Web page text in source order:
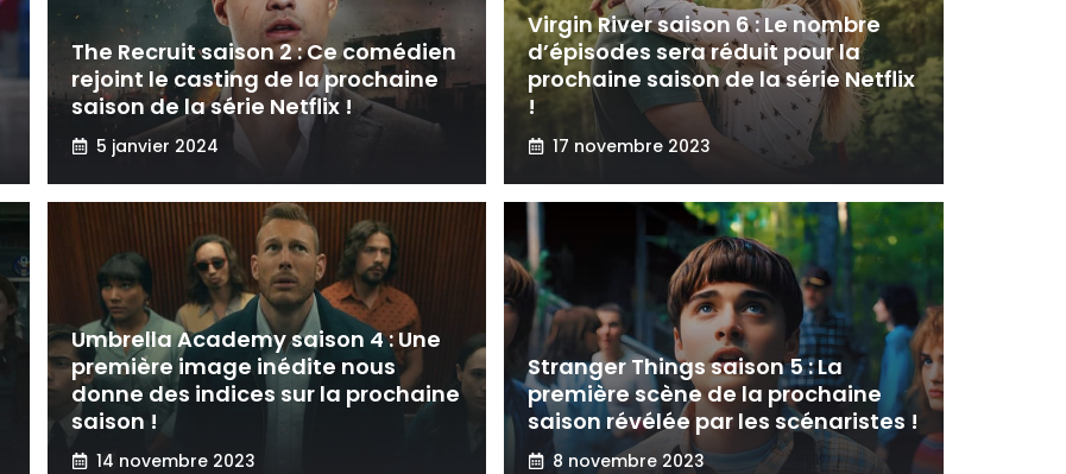
The Recruit saison 2 : Ce comédien
rejoint le casting de la prochaine
saison de la série Netflix !
5 janvier 2024
Virgin River saison 6 : Le nombre
d’épisodes sera réduit pour la
prochaine saison de la série Netflix
!
17 novembre 2023
Umbrella Academy saison 4 : Une
première image inédite nous
donne des indices sur la prochaine
saison !
14 novembre 2023
Stranger Things saison 5 : La
première scène de la prochaine
saison révélée par les scénaristes !
8 novembre 2023